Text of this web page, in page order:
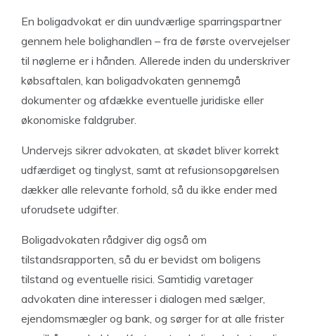
En boligadvokat er din uundværlige sparringspartner
gennem hele bolighandlen – fra de første overvejelser
til nøglerne er i hånden. Allerede inden du underskriver
købsaftalen, kan boligadvokaten gennemgå
dokumenter og afdække eventuelle juridiske eller
økonomiske faldgruber.
Undervejs sikrer advokaten, at skødet bliver korrekt
udfærdiget og tinglyst, samt at refusionsopgørelsen
dækker alle relevante forhold, så du ikke ender med
uforudsete udgifter.
Boligadvokaten rådgiver dig også om
tilstandsrapporten, så du er bevidst om boligens
tilstand og eventuelle risici. Samtidig varetager
advokaten dine interesser i dialogen med sælger,
ejendomsmægler og bank, og sørger for at alle frister